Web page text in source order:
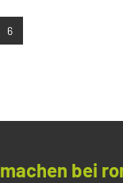
6
bei